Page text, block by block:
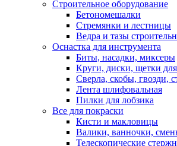
Строительное оборудование
Бетономешалки
Стремянки и лестницы
Ведра и тазы
Оснастка для инструмента
Биты, насадки, миксеры
Круги, диски, щетки
Сверла, скобы, гвозди,
Лента шлифовальная
Пилки для лобзика
Все для покраски
Кисти и макловицы
Валики, ванночки,
Телескопические